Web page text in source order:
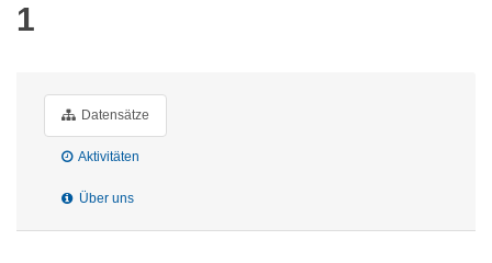
1
Datensätze
Aktivitäten
Über uns